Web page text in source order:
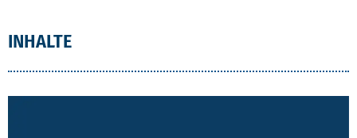
INHALTE